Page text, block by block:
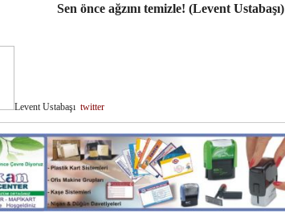
Sen önce ağzını temizle! (Levent Ustabaşı)
Levent Ustabaşı twitter